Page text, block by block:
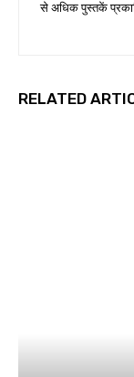
से अधिक पुस्तकें
RELATED